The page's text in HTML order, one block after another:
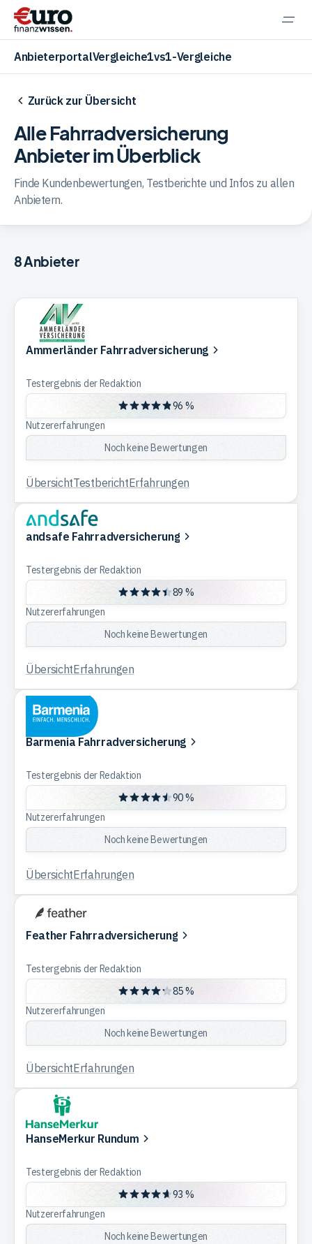
AnbieterportalVergleiche1vs1-Vergleiche
Aktien
ETF
Trading
Rohstoffe
Finanzen
Anleihen
Zurück zur Übersicht
AlleFahrradversicherung
Anbieter im Überblick
Finde Kundenbewertungen, Testberichte und Infos zu allen
Anbietern.
8Anbieter
Ammerländer Fahrradversicherung
Testergebnis der Redaktion
96 %
Nutzererfahrungen
Noch keine Bewertungen
ÜbersichtTestberichtErfahrungen
andsafe Fahrradversicherung
Testergebnis der Redaktion
89 %
Nutzererfahrungen
Noch keine Bewertungen
ÜbersichtErfahrungen
Barmenia Fahrradversicherung
Testergebnis der Redaktion
90 %
Nutzererfahrungen
Noch keine Bewertungen
ÜbersichtErfahrungen
Feather Fahrradversicherung
Testergebnis der Redaktion
85 %
Nutzererfahrungen
Noch keine Bewertungen
ÜbersichtErfahrungen
HanseMerkur Rundum
Testergebnis der Redaktion
93 %
Nutzererfahrungen
Noch keine Bewertungen